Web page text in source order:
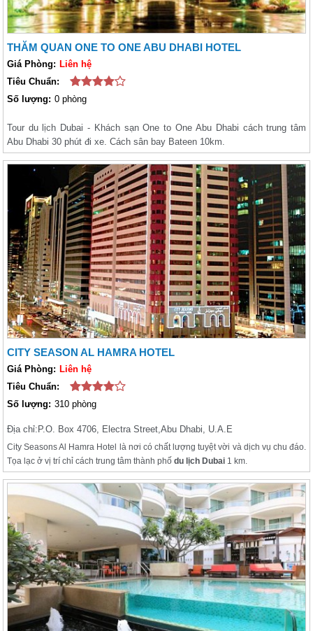
THĂM QUAN ONE TO ONE ABU DHABI HOTEL
Giá Phòng: Liên hệ
Tiêu Chuẩn:
Số lượng: 0 phòng
Tour du lịch Dubai - Khách sạn One to One Abu Dhabi cách trung tâm
Abu Dhabi 30 phút đi xe. Cách sân bay Bateen 10km.
CITY SEASON AL HAMRA HOTEL
Giá Phòng: Liên hệ
Tiêu Chuẩn:
Số lượng: 310 phòng
Địa chỉ: P.O. Box 4706, Electra Street,Abu Dhabi, U.A.E
City Seasons Al Hamra Hotel là nơi có chất lượng tuyệt vời và dịch vụ chu đáo.
Tọa lạc ở vị trí chỉ cách trung tâm thành phố du lịch Dubai1 km.